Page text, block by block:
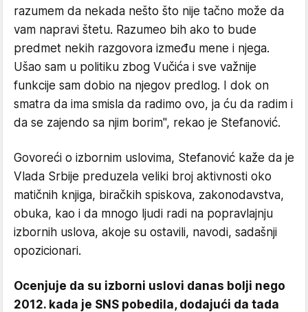
razumem da nekada nešto što nije tačno može da
vam napravi štetu. Razumeo bih ako to bude
predmet nekih razgovora između mene i njega.
Ušao sam u politiku zbog Vučića i sve važnije
funkcije sam dobio na njegov predlog. I dok on
smatra da ima smisla da radimo ovo, ja ću da radim i
da se zajendo sa njim borim", rekao je Stefanović.
Govoreći o izbornim uslovima, Stefanović kaže da je
Vlada Srbije preduzela veliki broj aktivnosti oko
matičnih knjiga, biračkih spiskova, zakonodavstva,
obuka, kao i da mnogo ljudi radi na popravlajnju
izbornih uslova, akoje su ostavili, navodi, sadašnji
opozicionari.
Ocenjuje da su izborni uslovi danas bolji nego
2012. kada je SNS pobedila, dodajući da tada